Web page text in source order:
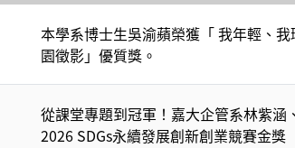
本學系博士生吳渝蘋榮獲「 我年輕、我
園徵影」優質獎。
從課堂專題到冠軍！嘉大企管系林紫涵
2026 SDGs永續發展創新創業競賽金獎